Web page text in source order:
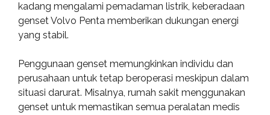
kadang mengalami pemadaman listrik, keberadaan
genset Volvo Penta memberikan dukungan energi
yang stabil.
Penggunaan genset memungkinkan individu dan
perusahaan untuk tetap beroperasi meskipun dalam
situasi darurat. Misalnya, rumah sakit menggunakan
genset untuk memastikan semua peralatan medis